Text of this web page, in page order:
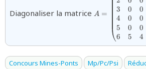
Diagonaliser la matrice
6 \\ 2 & 0 & 0
0 & 5 \\ 3 & 0
0 & 0 & 4 \\ 4
0 & 0 & 0 & 3
0 & 0 & 0 & 0
6 & 5 & 4 & 3
A =
3
4
5
6
0
0
0
5
0
0
0
4
Concours Mines-Ponts Mp/Pc/Psi